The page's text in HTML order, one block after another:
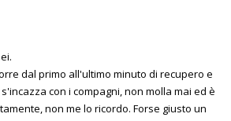
dal primo all'ultimo minuto di recupero e
con i compagni, non molla mai ed è
non me lo ricordo. Forse giusto un